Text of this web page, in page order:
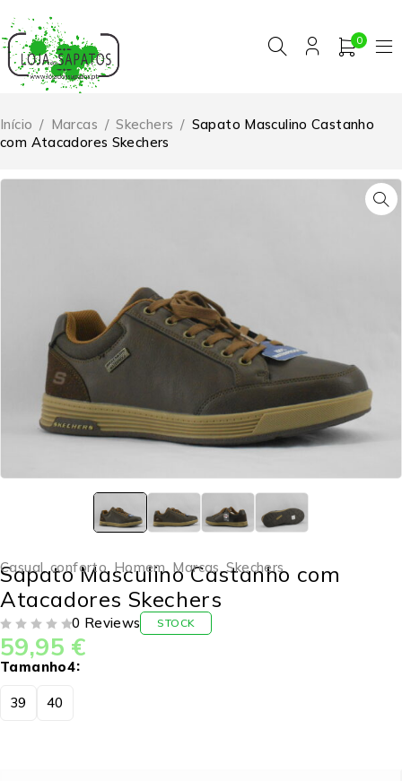
0
Início / Marcas / Skechers / Sapato Masculino Castanho
com Atacadores Skechers
Casual,conforto, Homem, Marcas,Skechers
Sapato Masculino Castanho com
Atacadores Skechers
0 Reviews STOCK
59,95 €
Tamanho4
39 40